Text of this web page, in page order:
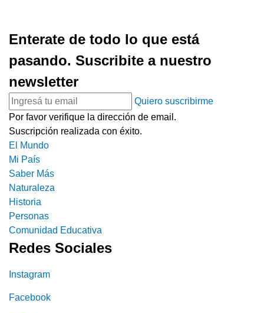
Enterate de todo lo que está
pasando. Suscribite a nuestro
newsletter
Quiero suscribirme
Por favor verifique la dirección de email.
Suscripción realizada con éxito.
El Mundo
Mi País
Saber Más
Naturaleza
Historia
Personas
Comunidad Educativa
Redes Sociales
Instagram
Facebook